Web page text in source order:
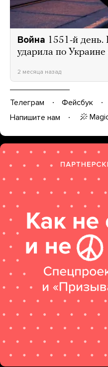
Война 1551-й день.
ударила по
2 месяца назад
Телеграм Фейсбук
Напишите нам